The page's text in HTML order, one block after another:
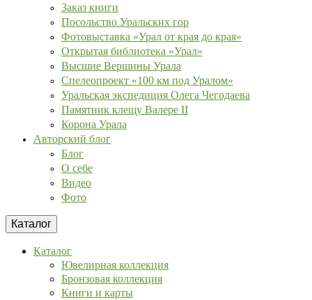
Заказ книги
Посольство Уральских гор
Фотовыставка «Урал от края до края»
Открытая библиотека «Урал»
Высшие Вершины Урала
Спелеопроект «100 км под Уралом»
Уральская экспедиция Олега Чегодаева
Памятник клещу Валере II
Корона Урала
Авторский блог
Блог
О себе
Видео
Фото
Каталог
Каталог
Ювелирная коллекция
Бронзовая коллекция
Книги и карты